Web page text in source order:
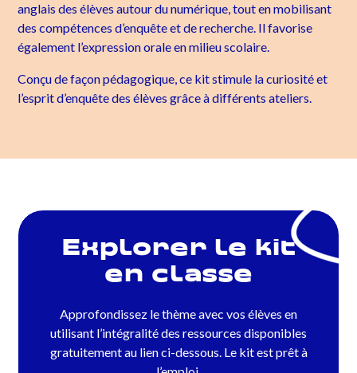
anglais des élèves autour du numérique, tout en mobilisant
des compétences d’enquête et de recherche. Il favorise
également l’expression orale en milieu scolaire.
Conçu de façon pédagogique, ce kit stimule la curiosité et
l’esprit d’enquête des élèves grâce à différents ateliers.
Explorer le kit
en classe
Approfondissez le thème avec vos élèves en
utilisant l’intégralité des ressources disponibles
gratuitement au lien ci-dessous. Le kit est prêt à